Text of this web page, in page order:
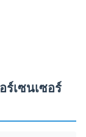
ร์เซนเซอร์